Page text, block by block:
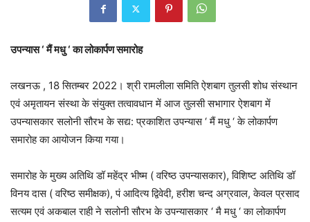
उपन्यास ‘ मैं मधु ‘ का लोकार्पण समारोह
लखनऊ , 18 सितम्बर 2022। श्री रामलीला समिति ऐशबाग तुलसी शोध संस्थान
एवं अमृतायन संस्था के संयुक्त तत्वावधान में आज तुलसी सभागार ऐशबाग में
उपन्यासकार सलोनी सौरभ के सद्य: प्रकाशित उपन्यास ‘ मैं मधु ‘ के लोकार्पण
समारोह का आयोजन किया गया।
समारोह के मुख्य अतिथि डॉ महेंद्र भीष्म ( वरिष्ठ उपन्यासकार), विशिष्ट अतिथि डॉ
विनय दास ( वरिष्ठ समीक्षक), पं आदित्य द्विवेदी, हरीश चन्द अग्रवाल, केवल प्रसाद
सत्यम एवं अकबाल राही ने सलोनी सौरभ के उपन्यासकार ‘ मै मधु ‘ का लोकार्पण